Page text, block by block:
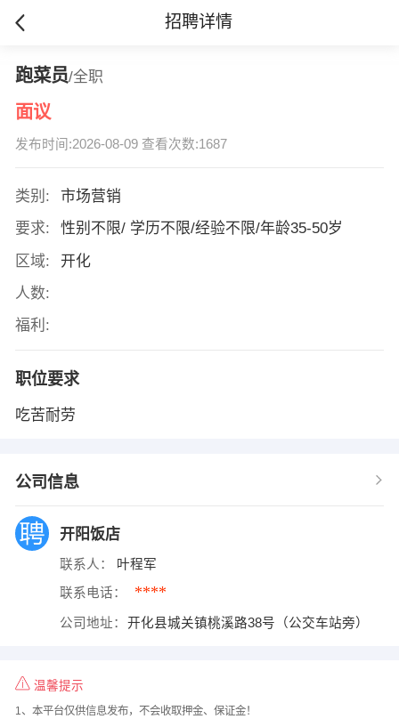
招聘详情
跑菜员/全职
面议
发布时间:2026-08-09 查看次数:1687
类别:
市场营销
要求:
性别不限/ 学历不限/经验不限/年龄35-50岁
区域:
开化
人数:
福利:
职位要求
吃苦耐劳
公司信息
开阳饭店
联系人： 叶程军
联系电话： ****
公司地址： 开化县城关镇桃溪路38号（公交车站旁）
温馨提示
1、本平台仅供信息发布，不会收取押金、保证金！